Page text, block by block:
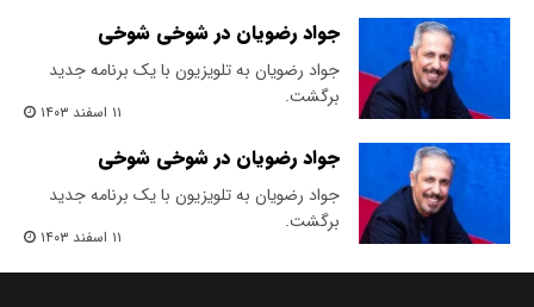
جواد رضویان در شوخی شوخی
جواد رضویان به تلویزیون با یک برنامه جدید
برگشت.
۱۱ اسفند ۱۴۰۳
جواد رضویان در شوخی شوخی
جواد رضویان به تلویزیون با یک برنامه جدید
برگشت.
۱۱ اسفند ۱۴۰۳